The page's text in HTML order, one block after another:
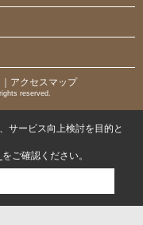
｜アクセスマップ
reserved.
サービス向上検討を目的と
をご確認ください。